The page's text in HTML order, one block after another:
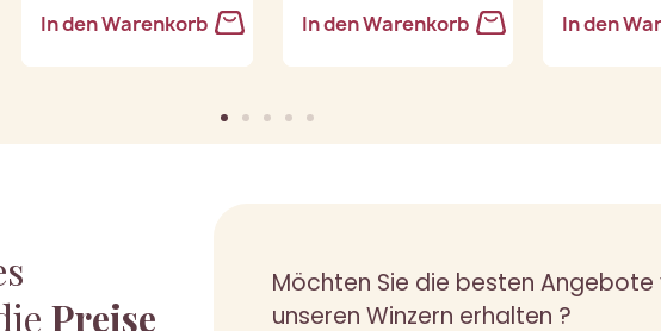
In den Warenkorb In den Warenkorb In den
Preise
Möchten Sie die besten Angebote
unseren Winzern erhalten ?